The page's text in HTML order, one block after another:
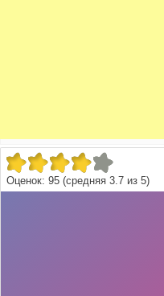
Оценок: 95 (средняя 3.7 из 5)